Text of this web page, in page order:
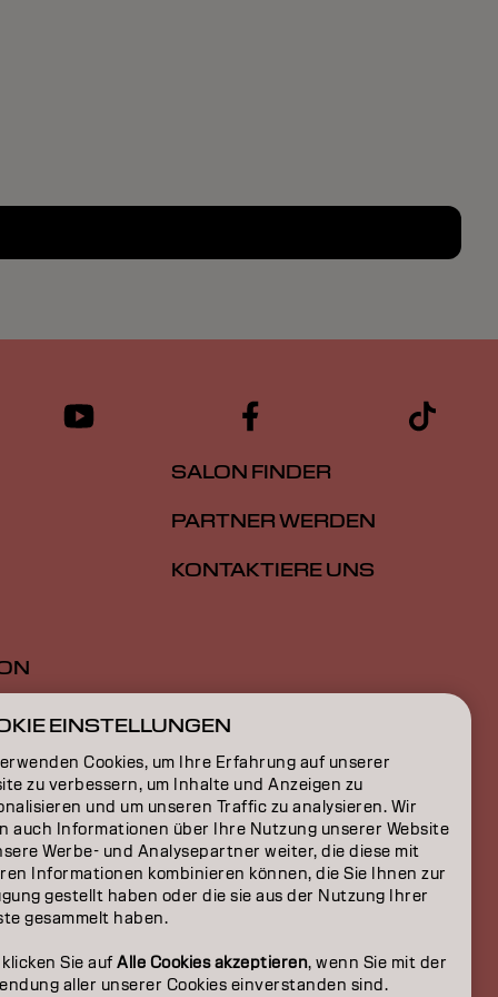
SALON FINDER
PARTNER WERDEN
KONTAKTIERE UNS
EINSTELLUNGEN
Cookies, um Ihre Erfahrung auf unserer
zu verbessern, um Inhalte und Anzeigen zu
und um unseren Traffic zu analysieren. Wir
auch Informationen über Ihre Nutzung unserer Website
Werbe- und Analysepartner weiter, die diese mit
Informationen kombinieren können, die Sie Ihnen zur
gestellt haben oder die sie aus der Nutzung Ihrer
gesammelt haben.
Sie aufAlle Cookies akzeptieren, wenn Sie mit der
aller unserer Cookies einverstanden sind.